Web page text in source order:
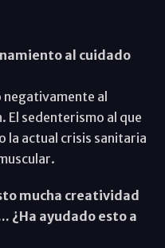
al cuidado
al
El sedenterismo al que
la actual crisis sanitaria
mucha creatividad
¿Ha ayudado esto a